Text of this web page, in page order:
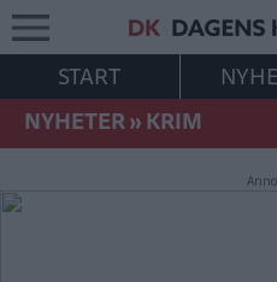
START
NYHETER»KRIM